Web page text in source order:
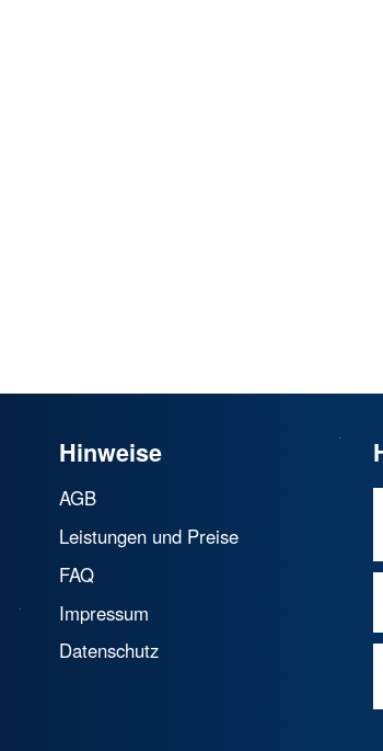
Hinweise
AGB
Leistungen und Preise
FAQ
Impressum
Datenschutz